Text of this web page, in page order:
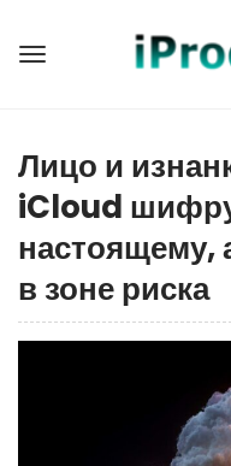
Лицо и
iCloud
настоящему,
в зоне риска